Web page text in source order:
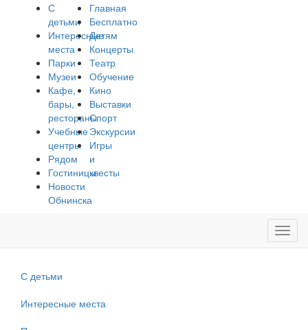
С
детьми
Интересные
места
Парки
Музеи
Кафе,
бары,
рестораны
Учебные
центры
Рядом
Гостиницы
Новости
Обнинска
Главная
Бесплатно
Детям
Концерты
Театр
Обучение
Кино
Выставки
Спорт
Экскурсии
Игры
и
квесты
С детьми
Интересные места